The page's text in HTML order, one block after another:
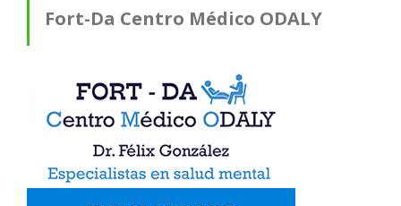
Fort-Da Centro Médico ODALY